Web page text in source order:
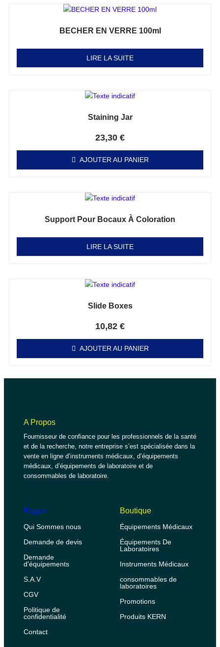
BECHER EN VERRE 100ml
LIRE LA SUITE
Staining Jar
23,30 €
AJOUTER AU PANIER
Support Pour Bocaux À Coloration
LIRE LA SUITE
Slide Boxes
10,82 €
AJOUTER AU PANIER
A Propos
Fournisseur de confiance pour les professionnels de la santé
et de la recherche, notre entreprise s’est spécialisée dans la
vente en ligne d’instruments médicaux, d’équipements
médicaux, d’équipements de laboratoire et de
consommables de laboratoire.
Pages
Qui Sommes nous
Demande de devis
Demande
d'équipements
S.A.V
CGV
Politique de
confidentialité
Contact
Boutique
Équipements Médicaux
Équipements De
Laboratoires
Instruments Médicaux
consommables de
laboratoires
Promotions
Produits KERN